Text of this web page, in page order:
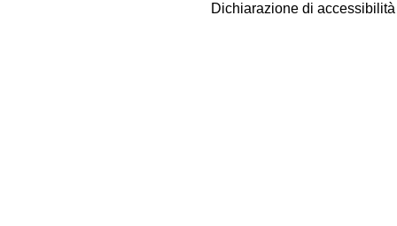
Dichiarazione di